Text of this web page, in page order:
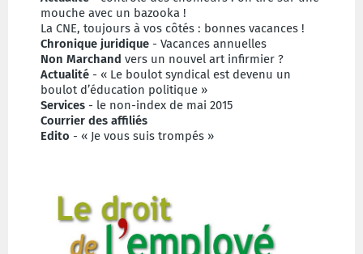
mouche avec un bazooka !
La CNE, toujours à vos côtés : bonnes vacances !
Chronique juridique - Vacances annuelles
Non Marchand vers un nouvel art infirmier ?
Actualité - « Le boulot syndical est devenu un
boulot d’éducation politique »
Services - le non-index de mai 2015
Courrier des affiliés
Edito - « Je vous suis trompés »